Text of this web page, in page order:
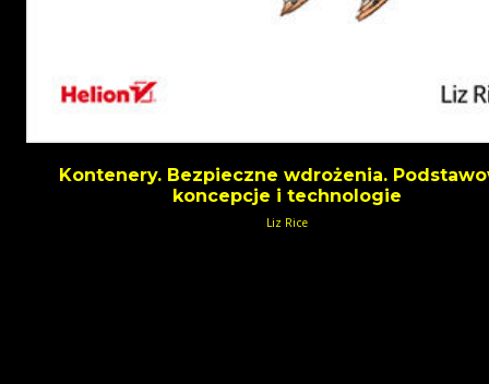
Kontenery. Bezpieczne wdrożenia.
koncepcje i technologie
Liz Rice